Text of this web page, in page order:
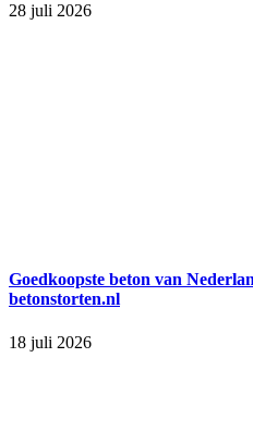
28 juli 2026
Goedkoopste beton van
betonstorten.nl
18 juli 2026